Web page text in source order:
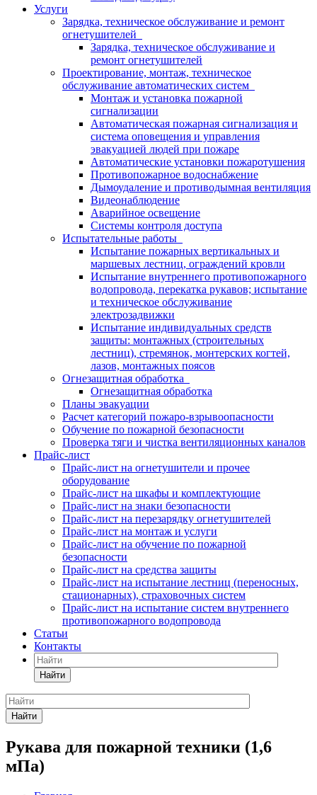
Услуги
Зарядка, техническое обслуживание и ремонт
огнетушителей
Зарядка, техническое обслуживание и
ремонт огнетушителей
Проектирование, монтаж, техническое
обслуживание автоматических систем
Монтаж и установка пожарной
сигнализации
Автоматическая пожарная сигнализация и
система оповещения и управления
эвакуацией людей при пожаре
Автоматические установки пожаротушения
Противопожарное водоснабжение
Дымоудаление и противодымная вентиляция
Видеонаблюдение
Аварийное освещение
Системы контроля доступа
Испытательные работы
Испытание пожарных вертикальных и
маршевых лестниц, ограждений кровли
Испытание внутреннего противопожарного
водопровода, перекатка рукавов; испытание
и техническое обслуживание
электрозадвижки
Испытание индивидуальных средств
защиты: монтажных (строительных
лестниц), стремянок, монтерских когтей,
лазов, монтажных поясов
Огнезащитная обработка
Огнезащитная обработка
Планы эвакуации
Расчет категорий пожаро-взрывоопасности
Обучение по пожарной безопасности
Проверка тяги и чистка вентиляционных каналов
Прайс-лист
Прайс-лист на огнетушители и прочее
оборудование
Прайс-лист на шкафы и комплектующие
Прайс-лист на знаки безопасности
Прайс-лист на перезарядку огнетушителей
Прайс-лист на монтаж и услуги
Прайс-лист на обучение по пожарной
безопасности
Прайс-лист на средства защиты
Прайс-лист на испытание лестниц (переносных,
стационарных), страховочных систем
Прайс-лист на испытание систем внутреннего
противопожарного водопровода
Статьи
Контакты
Найти
Найти
Рукава для пожарной техники (1,6
мПа)